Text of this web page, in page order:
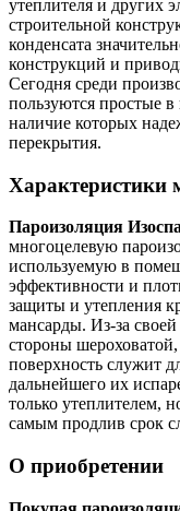
утеплителя и других
строительной
конденсата
конструкций и
Сегодня среди
пользуются простые
наличие которых
перекрытия.
Характеристики
Пароизоляция
многоцелевую
используемую в
эффективности и
защиты и утепления
мансарды. Из-за
стороны шероховатой,
поверхность служит
дальнейшего их
только утеплителем,
самым продлив срок
О приобретении